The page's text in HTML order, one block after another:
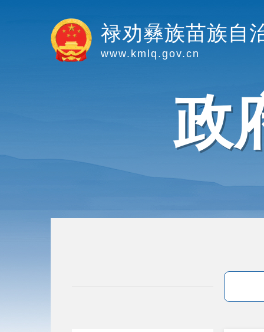
禄劝彝族苗族自
www.kmlq.gov.cn
政